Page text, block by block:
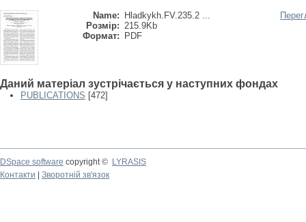
Name:
Hladkykh.FV.235.2 ...
Розмір: 215.9Kb
Формат:
PDF
Даний матеріал зустрічається у наступних фондах
PUBLICATIONS [472]
DSpace software copyright © LYRASIS
Контакти
Зворотній зв'язок